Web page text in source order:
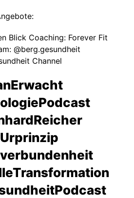
Blick Coaching: Forever Fit
@berg.gesundheit
Channel